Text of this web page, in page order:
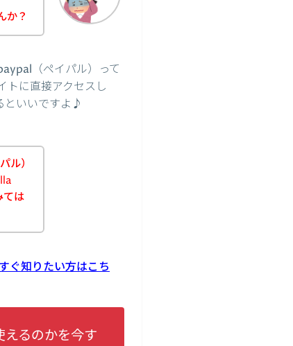
か？
（ペイパル）って
に直接アクセスし
といいですよ♪
ル）
ては
ぐ知りたい方はこち
るのかを今す